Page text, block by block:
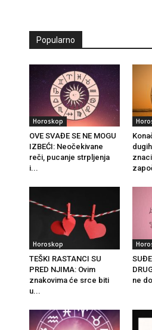
Popularno
Horoskop
OVE SVAĐE SE NE MOGU
IZBEĆI: Neočekivane
reči, pucanje strpljenja
i...
Horoskop
TEŠKI RASTANCI SU
PRED NJIMA: Ovim
znakovima će srce biti
u...
ne